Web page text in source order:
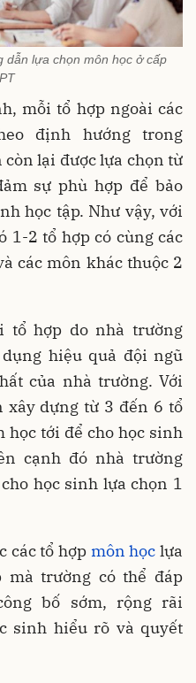
dẫn lựa chọn môn học ở cấp
mỗi tổ hợp ngoài các
định hướng trong
lại được lựa chọn từ
sự phù hợp để bảo
học tập. Như vậy, với
1-2 tổ hợp có cùng các
các môn khác thuộc 2
tổ hợp do nhà trường
hiệu quả đội ngũ
của nhà trường. Với
xây dựng từ 3 đến 6 tổ
học tới để cho học sinh
cạnh đó nhà trường
học sinh lựa chọn 1
các tổ hợp môn học lựa
mà trường có thể đáp
bố sớm, rộng rãi
sinh hiểu rõ và quyết